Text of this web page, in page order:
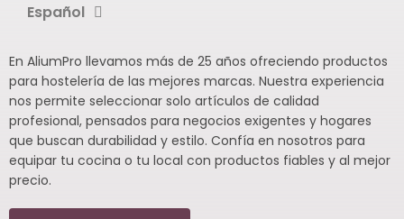
Español
En AliumPro llevamos más de 25 años ofreciendo productos
para hostelería de las mejores marcas. Nuestra experiencia
nos permite seleccionar solo artículos de calidad
profesional, pensados para negocios exigentes y hogares
que buscan durabilidad y estilo. Confía en nosotros para
equipar tu cocina o tu local con productos fiables y al mejor
precio.